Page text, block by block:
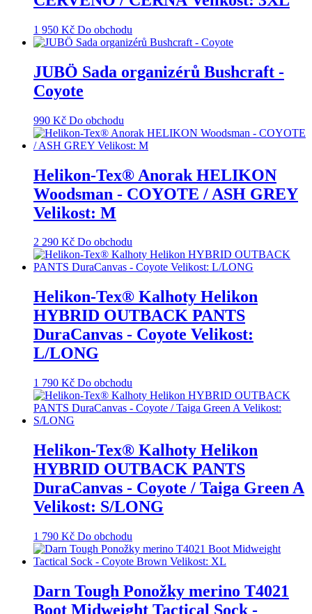
1 950 Kč Do obchodu
JUBÖ Sada organizérů Bushcraft -
Coyote
990 Kč Do obchodu
Helikon-Tex® Anorak HELIKON
Woodsman - COYOTE / ASH GREY
Velikost: M
2 290 Kč Do obchodu
Helikon-Tex® Kalhoty Helikon
HYBRID OUTBACK PANTS
DuraCanvas - Coyote Velikost:
L/LONG
1 790 Kč Do obchodu
Helikon-Tex® Kalhoty Helikon
HYBRID OUTBACK PANTS
DuraCanvas - Coyote / Taiga Green A
Velikost: S/LONG
1 790 Kč Do obchodu
Darn Tough Ponožky merino T4021
Boot Midweight Tactical Sock -